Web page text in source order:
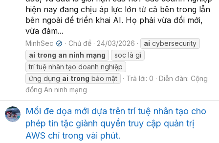
hiện nay đang chịu áp lực lớn từ cả bên trong lẫn
bên ngoài để triển khai AI. Họ phải vừa đổi mới,
vừa đảm...
MinhSec ✔ Chủ đề 24/03/2026 ai cybersecurity
ai trong an ninh mạng
soc là gì
trí tuệ nhân tạo doanh nghiệp
ứng dụng ai trong bảo mật Trả lời: 0 Diễn đàn: Cộng
đồng An ninh mạng
Mối đe dọa mới dựa trên trí tuệ nhân tạo cho
phép tin tặc giành quyền truy cập quản trị
AWS chỉ trong vài phút.